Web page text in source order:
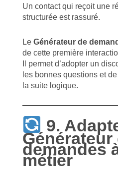
Un contact qui reçoit une
structurée est rassuré.
Le Générateur de
de cette première
Il permet d’adopter un
les bonnes questions et
la suite logique.
9.
Générateur
demandes
métier